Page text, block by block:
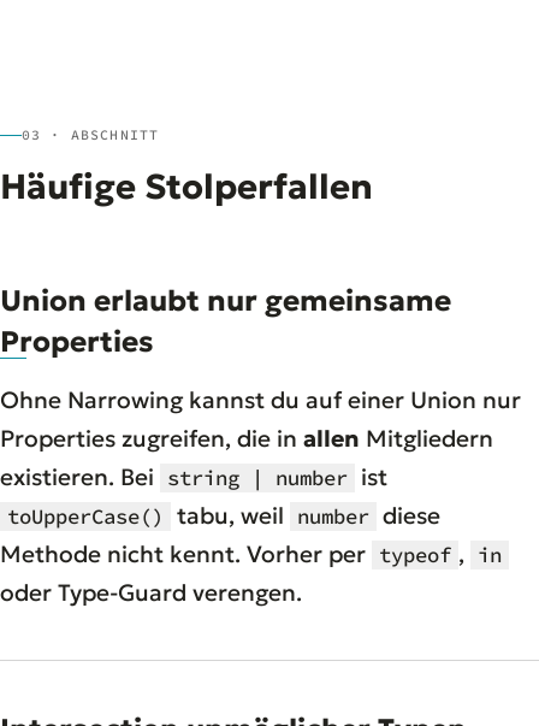
03 · ABSCHNITT
Häufige Stolperfallen
Union erlaubt nur gemeinsame
Properties
Ohne Narrowing kannst du auf einer Union nur
Properties zugreifen, die in allen Mitgliedern
existieren. Bei string | number ist
toUpperCase() tabu, weil number diese
Methode nicht kennt. Vorher per typeof , in
oder Type-Guard verengen.